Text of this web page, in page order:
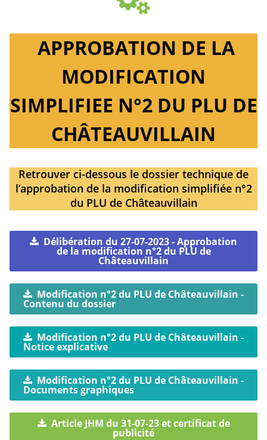
APPROBATION DE LA
MODIFICATION
SIMPLIFIEE N°2 DU PLU DE
CHÂTEAUVILLAIN
Retrouver ci-dessous le dossier technique de
l’approbation de la modification simplifiée n°2
du PLU de Châteauvillain
Délibération du 27-07-2023 - Approbation
de la modification n°2 du PLU de
Châteauvillain
Modification n°2 du PLU de Châteauvillain -
Contenu du dossier
Modification n°2 du PLU de Châteauvillain -
Notice explicative
Modification n°2 du PLU de Châteauvillain -
Documents graphiques
Article JHM du 31-07-23 et certificat de
publicité